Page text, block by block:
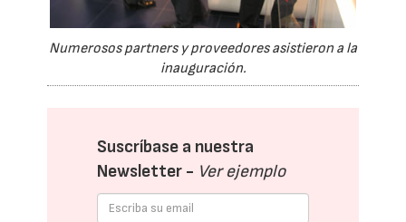
Numerosos partners y proveedores asistieron a la
inauguración.
Suscríbase a nuestra
Newsletter - Ver ejemplo